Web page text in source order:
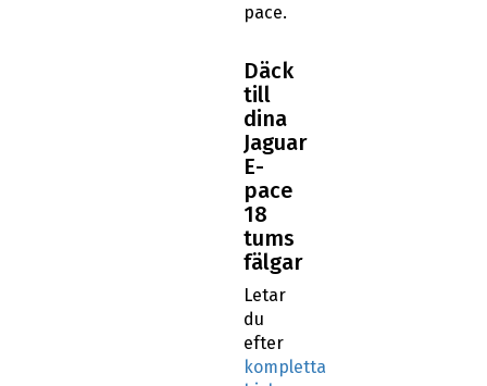
pace.
Däck
till
dina
Jaguar
E-
pace
18
tums
fälgar
Letar
du
efter
kompletta